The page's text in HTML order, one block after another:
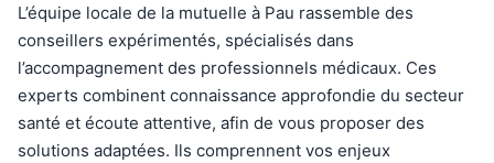
L’équipe locale de la mutuelle à Pau rassemble des
conseillers expérimentés, spécialisés dans
l’accompagnement des professionnels médicaux. Ces
experts combinent connaissance approfondie du secteur
santé et écoute attentive, afin de vous proposer des
solutions adaptées. Ils comprennent vos enjeux